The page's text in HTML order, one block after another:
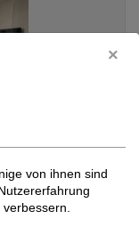
von ihnen sind